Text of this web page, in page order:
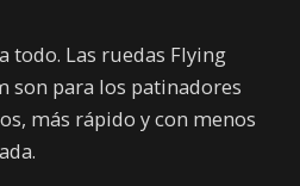
todo. Las ruedas Flying
son para los patinadores
más rápido y con menos